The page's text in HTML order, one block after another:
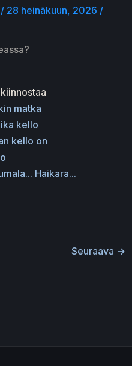
28 heinäkuun, 2026 /
matka
kello
kello on
Haikara...
Seuraava →